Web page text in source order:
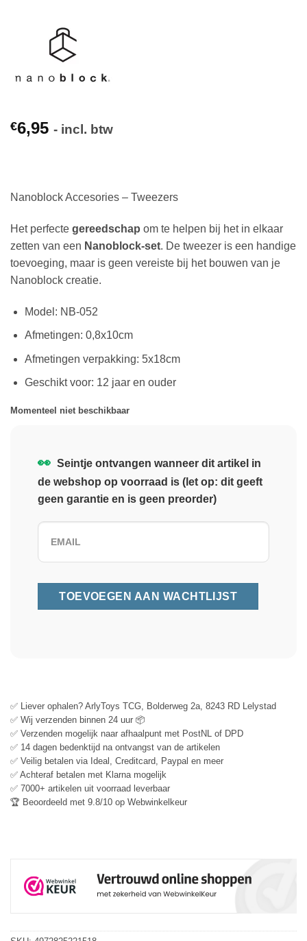
€6,95 - incl. btw
Nanoblock Accesories – Tweezers
Het perfecte gereedschap om te helpen bij het in elkaar
zetten van een Nanoblock-set. De tweezer is een handige
toevoeging, maar is geen vereiste bij het bouwen van je
Nanoblock creatie.
Model: NB-052
Afmetingen: 0,8x10cm
Afmetingen verpakking: 5x18cm
Geschikt voor: 12 jaar en ouder
Momenteel niet beschikbaar
👀 Seintje ontvangen wanneer dit artikel in
de webshop op voorraad is (let op: dit geeft
geen garantie en is geen preorder)
✅ Liever ophalen? ArlyToys TCG, Bolderweg 2a, 8243 RD Lelystad
✅ Wij verzenden binnen 24 uur 📦
✅ Verzenden mogelijk naar afhaalpunt met PostNL of DPD
✅ 14 dagen bedenktijd na ontvangst van de artikelen
✅ Veilig betalen via Ideal, Creditcard, Paypal en meer
✅ Achteraf betalen met Klarna mogelijk
✅ 7000+ artikelen uit voorraad leverbaar
🏆 Beoordeeld met 9.8/10 op Webwinkelkeur